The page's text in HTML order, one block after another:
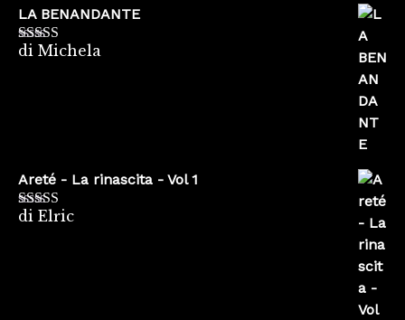
LA BENANDANTE
Valutato5su
di Michela
Areté - La rinascita - Vol 1
Valutato5
di Elric